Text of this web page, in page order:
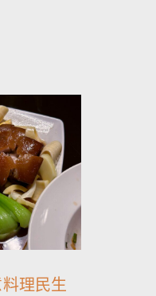
料理民生